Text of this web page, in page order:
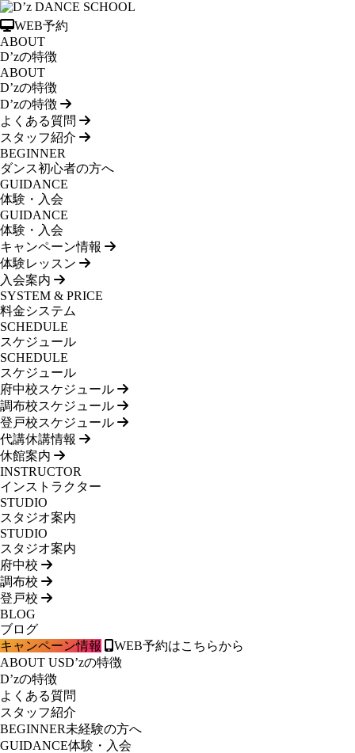
WEB予約
ABOUT
D’zの特徴
ABOUT
D’zの特徴
D’zの特徴
よくある質問
スタッフ紹介
BEGINNER
ダンス初心者の方へ
GUIDANCE
体験・入会
GUIDANCE
体験・入会
キャンペーン情報
体験レッスン
入会案内
SYSTEM & PRICE
料金システム
SCHEDULE
スケジュール
SCHEDULE
スケジュール
府中校スケジュール
調布校スケジュール
登戸校スケジュール
代講休講情報
休館案内
INSTRUCTOR
インストラクター
STUDIO
スタジオ案内
STUDIO
スタジオ案内
府中校
調布校
登戸校
BLOG
ブログ
キャンペーン情報
WEB予約はこちらから
ABOUT USD’zの特徴
D’zの特徴
よくある質問
スタッフ紹介
BEGINNER未経験の方へ
GUIDANCE体験・入会